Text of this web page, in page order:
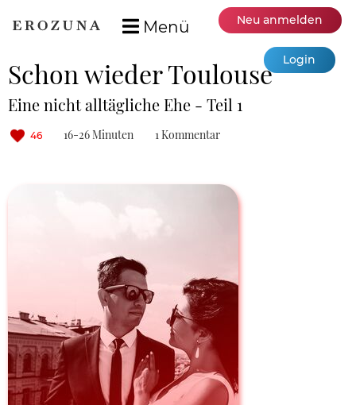
Menü Neu anmelden
Login
Schon wieder Toulouse
Eine nicht alltägliche Ehe - Teil 1
46 16-26 Minuten 1 Kommentar